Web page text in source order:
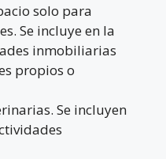
solo para
Se incluye en la
inmobiliarias
propios o
Se incluyen